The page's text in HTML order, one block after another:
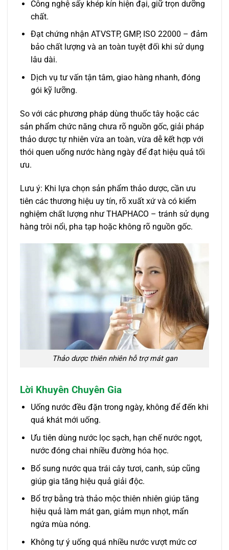
Công nghệ sấy khép kín hiện đại, giữ trọn dưỡng
chất.
Đạt chứng nhận ATVSTP, GMP, ISO 22000 – đảm
bảo chất lượng và an toàn tuyệt đối khi sử dụng
lâu dài.
Dịch vụ tư vấn tận tâm, giao hàng nhanh, đóng
gói kỹ lưỡng.
So với các phương pháp dùng thuốc tây hoặc các
sản phẩm chức năng chưa rõ nguồn gốc, giải pháp
thảo dược tự nhiên vừa an toàn, vừa dễ kết hợp với
thói quen uống nước hàng ngày để đạt hiệu quả tối
ưu.
Lưu ý: Khi lựa chọn sản phẩm thảo dược, cần ưu
tiên các thương hiệu uy tín, rõ xuất xứ và có kiểm
nghiệm chất lượng như THAPHACO – tránh sử dụng
hàng trôi nổi, pha tạp hoặc không rõ nguồn gốc.
Thảo dược thiên nhiên hỗ trợ mát gan
Lời Khuyên Chuyên Gia
Uống nước đều đặn trong ngày, không để đến khi
quá khát mới uống.
Ưu tiên dùng nước lọc sạch, hạn chế nước ngọt,
nước đóng chai nhiều đường hóa học.
Bổ sung nước qua trái cây tươi, canh, súp cũng
giúp gia tăng hiệu quả giải độc.
Bổ trợ bằng trà thảo mộc thiên nhiên giúp tăng
hiệu quả làm mát gan, giảm mụn nhọt, mẩn
ngứa mùa nóng.
Không tự ý uống quá nhiều nước vượt mức cơ